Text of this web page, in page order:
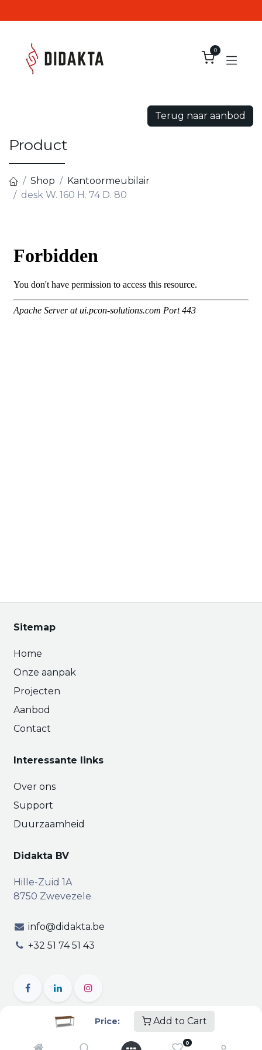
Price: Add to Cart
0
0
Terug naar aanbod
Product
Shop
Kantoormeubilair
desk W. 160 H. 74 D. 80
Sitemap
Home
Onze aanpak
Projecten
Aanbod
Contact
Interessante links
Over ons
Support
Duurzaamheid
Didakta BV
Hille-Zuid 1A
8750 Zwevezele
info@didakta.be
+32 51 74 51 43
Vertrouwelijkheid